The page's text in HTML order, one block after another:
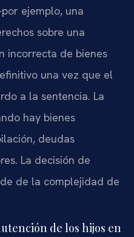
ejemplo, una
sobre una
incorrecta de bienes
una vez que el
a la sentencia. La
hay bienes
deudas
La decisión de
de la complejidad de
de los hijos en